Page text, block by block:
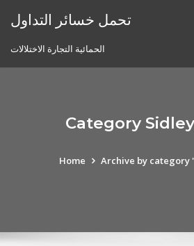
تحمل خسائر التداول
الحمائية التجارة الاختلالات
Category
Home Archive by category